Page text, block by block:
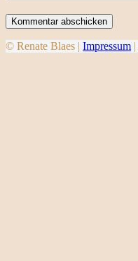
Kommentar abschicken
© Renate Blaes | Impressum |